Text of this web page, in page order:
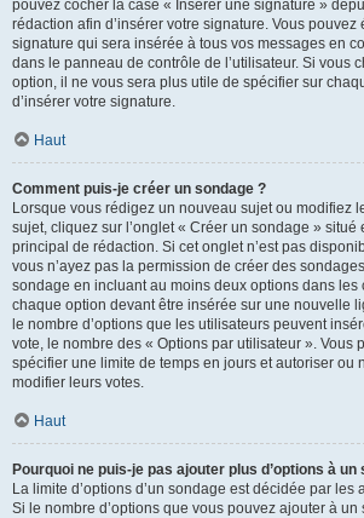
pouvez cocher la case « Insérer une signature »
rédaction afin d’insérer votre signature. Vous
signature qui sera insérée à tous vos messages en
dans le panneau de contrôle de l’utilisateur. Si vous
option, il ne vous sera plus utile de spécifier sur
d’insérer votre signature.
Haut
Comment puis-je créer un sondage ?
Lorsque vous rédigez un nouveau sujet ou modifiez
sujet, cliquez sur l’onglet « Créer un sondage »
principal de rédaction. Si cet onglet n’est pas
vous n’ayez pas la permission de créer des
sondage en incluant au moins deux options dans les
chaque option devant être insérée sur une nouvelle
le nombre d’options que les utilisateurs peuvent
vote, le nombre des « Options par utilisateur ». Vous
spécifier une limite de temps en jours et autoriser ou
modifier leurs votes.
Haut
Pourquoi ne puis-je pas ajouter plus d’options à un
La limite d’options d’un sondage est décidée par les
Si le nombre d’options que vous pouvez ajouter à